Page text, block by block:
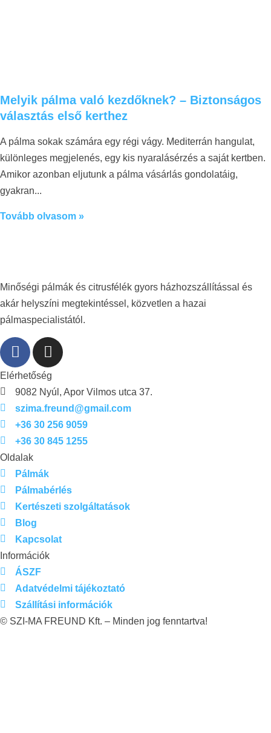
Melyik pálma való kezdőknek? – Biztonságos
választás első kerthez
A pálma sokak számára egy régi vágy. Mediterrán hangulat,
különleges megjelenés, egy kis nyaralásérzés a saját kertben.
Amikor azonban eljutunk a pálma vásárlás gondolatáig,
gyakran
Tovább olvasom »
Minőségi pálmák és citrusfélék gyors házhozszállítással és
akár helyszíni megtekintéssel, közvetlen a hazai
pálmaspecialistától.
Elérhetőség
9082 Nyúl, Apor Vilmos utca 37.
szima.freund@gmail.com
+36 30 256 9059
+36 30 845 1255
Oldalak
Pálmák
Pálmabérlés
Kertészeti szolgáltatások
Blog
Kapcsolat
Információk
ÁSZF
Adatvédelmi tájékoztató
Szállítási információk
© SZI-MA FREUND Kft. – Minden jog fenntartva!